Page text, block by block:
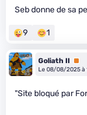
Seb donne de sa
9 1
Goliath II
Le 08/08/2025 à
"Site bloqué par